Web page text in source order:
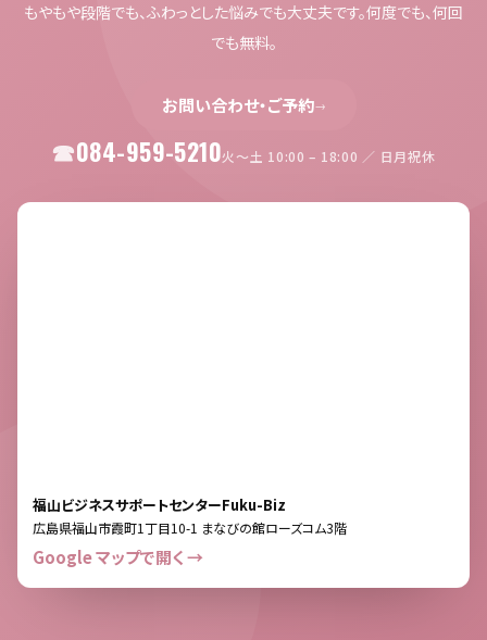
もやもや段階でも、ふわっとした悩みでも大丈夫です。何度でも、何回
でも無料。
お問い合わせ・ご予約→
084-959-5210火〜土 10:00 – 18:00 ／ 日月祝休
福山ビジネスサポートセンターFuku-Biz
広島県福山市霞町1丁目10-1 まなびの館ローズコム3階
Google マップで開く →